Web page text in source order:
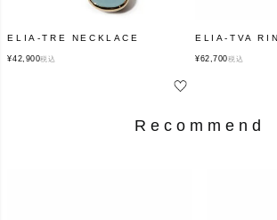
ELIA-TRE NECKLACE
¥42,900税込
ELIA-TVA
¥62,700税込
Recommend